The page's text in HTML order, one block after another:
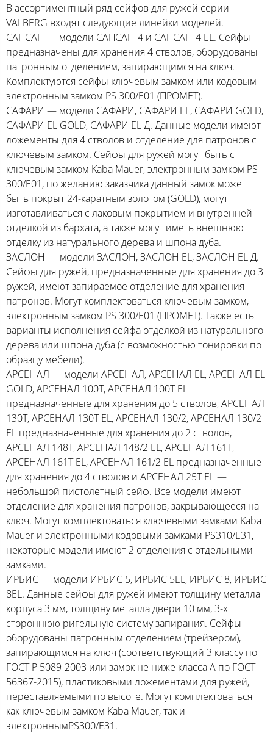
В ассортиментный ряд сейфов для ружей серии
VALBERG входят следующие линейки моделей.
САПСАН — модели САПСАН-4 и САПСАН-4 EL. Сейфы
предназначены для хранения 4 стволов, оборудованы
патронным отделением, запирающимся на ключ.
Комплектуются сейфы ключевым замком или кодовым
электронным замком PS 300/E01 (ПРОМЕТ).
САФАРИ — модели САФАРИ, САФАРИ EL, САФАРИ GOLD,
САФАРИ EL GOLD, САФАРИ EL Д. Данные модели имеют
ложементы для 4 стволов и отделение для патронов с
ключевым замком. Сейфы для ружей могут быть с
ключевым замком Kaba Mauer, электронным замком PS
300/E01, по желанию заказчика данный замок может
быть покрыт 24-каратным золотом (GOLD), могут
изготавливаться с лаковым покрытием и внутренней
отделкой из бархата, а также могут иметь внешнюю
отделку из натурального дерева и шпона дуба.
ЗАСЛОН — модели ЗАСЛОН, ЗАСЛОН EL, ЗАСЛОН EL Д.
Сейфы для ружей, предназначенные для хранения до 3
ружей, имеют запираемое отделение для хранения
патронов. Могут комплектоваться ключевым замком,
электронным замком PS 300/Е01 (ПРОМЕТ). Также есть
варианты исполнения сейфа отделкой из натурального
дерева или шпона дуба (с возможностью тонировки по
образцу мебели).
АРСЕНАЛ — модели АРСЕНАЛ, АРСЕНАЛ EL, АРСЕНАЛ EL
GOLD, АРСЕНАЛ 100T, АРСЕНАЛ 100T EL
предназначенные для хранения до 5 стволов, АРСЕНАЛ
130T, АРСЕНАЛ 130T EL, АРСЕНАЛ 130/2, АРСЕНАЛ 130/2
EL предназначенные для хранения до 2 стволов,
АРСЕНАЛ 148T, АРСЕНАЛ 148/2 EL, АРСЕНАЛ 161T,
АРСЕНАЛ 161T EL, АРСЕНАЛ 161/2 EL предназначенные
для хранения до 4 стволов и АРСЕНАЛ 25T EL —
небольшой пистолетный сейф. Все модели имеют
отделение для хранения патронов, закрывающееся на
ключ. Могут комплектоваться ключевыми замками Kaba
Mauer и электронными кодовыми замками PS310/E31,
некоторые модели имеют 2 отделения с отдельными
замками.
ИРБИС — модели ИРБИС 5, ИРБИС 5EL, ИРБИС 8, ИРБИС
8EL. Данные сейфы для ружей имеют толщину металла
корпуса 3 мм, толщину металла двери 10 мм, 3-х
стороннюю ригельную систему запирания. Сейфы
оборудованы патронным отделением (трейзером),
запирающимся на ключ (соответствующий 3 классу по
ГОСТ Р 5089-2003 или замок не ниже класса А по ГОСТ
56367-2015), пластиковыми ложементами для ружей,
переставляемыми по высоте. Могут комплектоваться
как ключевым замком Kaba Mauer, так и
электроннымPS300/E31.